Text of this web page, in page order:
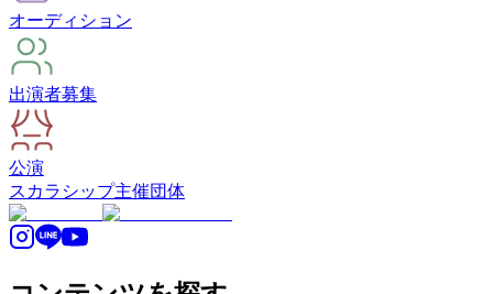
オーディション
出演者募集
公演
スカラシップ主催団体